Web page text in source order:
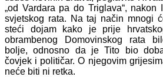
„od Vardara pa do Triglava“, nakon
svjetskog rata. Na taj način mnogi
steći dojam kako je prije
obrambenog Domovinskog rata
bolje, odnosno da je Tito bio
čovjek i političar. O njegovim
neće biti ni retka.